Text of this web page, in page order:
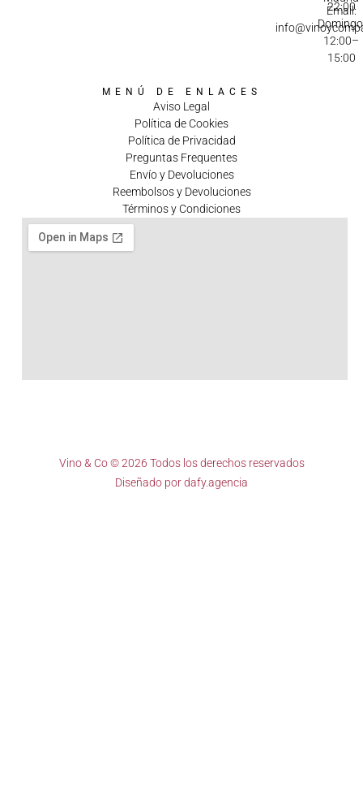
22:00
12:00–
15:00
Email:
MENÚ DE ENLACES
Aviso Legal
Política de Cookies
Política de Privacidad
Preguntas Frequentes
Envío y Devoluciones
Reembolsos y Devoluciones
Términos y Condiciones
Vino & Co © 2026 Todos los derechos reservados
Diseñado pordafy.agencia